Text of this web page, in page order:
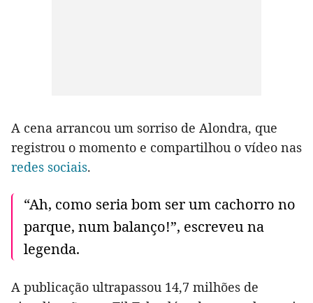
A cena arrancou um sorriso de Alondra, que
registrou o momento e compartilhou o vídeo nas
redes sociais.
“Ah, como seria bom ser um cachorro no
parque, num balanço!”, escreveu na
legenda.
A publicação ultrapassou 14,7 milhões de